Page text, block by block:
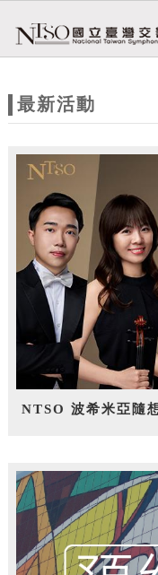
站
題
最新活動
NTSO 波希米亞隨